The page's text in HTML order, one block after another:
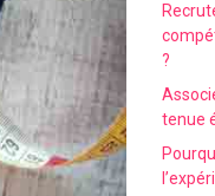
?
tenue